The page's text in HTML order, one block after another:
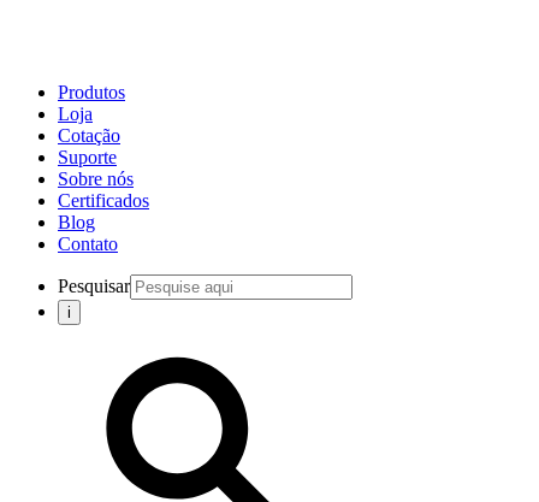
Produtos
Loja
Cotação
Suporte
Sobre nós
Certificados
Blog
Contato
Pesquisar